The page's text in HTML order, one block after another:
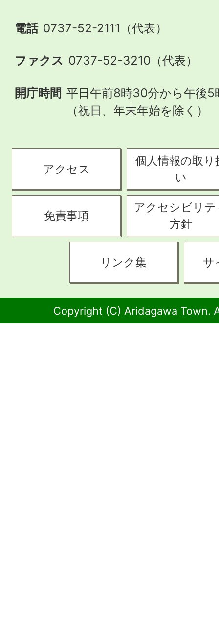
電話 0737-52-2111（代表）
ファクス 0737-52-3210（代表）
開庁時間 平日午前8時30分から午後5
（祝日、年末年始を除く）
アクセス
個人情報の取り
い
免責事項
アクセシビリテ
方針
リンク集 サ
Copyright (C) Aridagawa Town.